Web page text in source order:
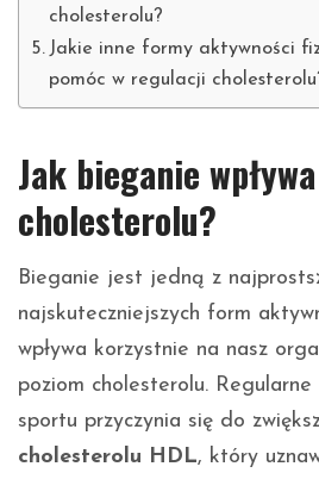
cholesterolu?
Jakie inne formy aktywności
pomóc w regulacji
Jak bieganie
cholesterolu?
Bieganie jest jedną z
najskuteczniejszych form
wpływa korzystnie na nasz
poziom cholesterolu.
sportu przyczynia się do
cholesterolu HDL, który